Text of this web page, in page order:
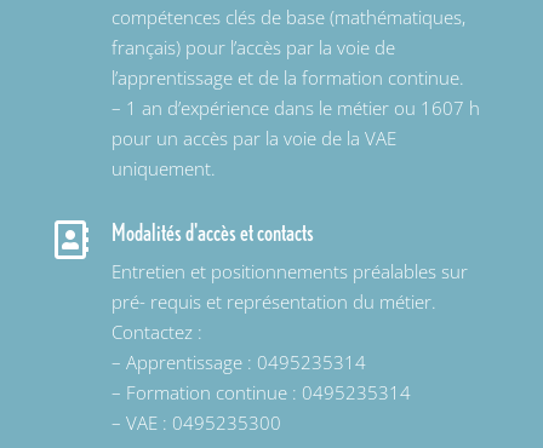
compétences clés de base (mathématiques,
français) pour l’accès par la voie de
l’apprentissage et de la formation continue.
– 1 an d’expérience dans le métier ou 1607 h
pour un accès par la voie de la VAE
uniquement.
 Modalités d'accès et contacts
Entretien et positionnements préalables sur
pré- requis et représentation du métier.
Contactez :
– Apprentissage : 0495235314
– Formation continue : 0495235314
– VAE : 0495235300